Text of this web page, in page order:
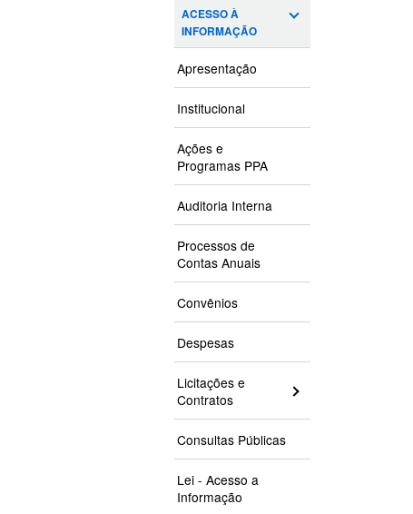
ACESSO À
INFORMAÇÃO
Apresentação
Institucional
Ações e
Programas PPA
Auditoria Interna
Processos de
Contas Anuais
Convênios
Despesas
Licitações e
Contratos
Consultas Públicas
Lei - Acesso a
Informação